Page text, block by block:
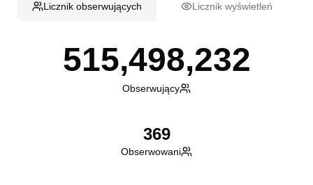
Licznik obserwujących Licznik wyświetleń
515,498,232
Obserwujący
369
Obserwowani